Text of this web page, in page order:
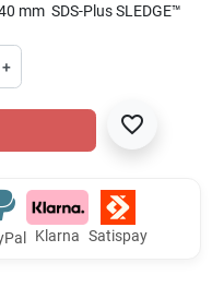
mm SDS-Plus SLEDGE™
+
favorite_border
Klarna Satispay